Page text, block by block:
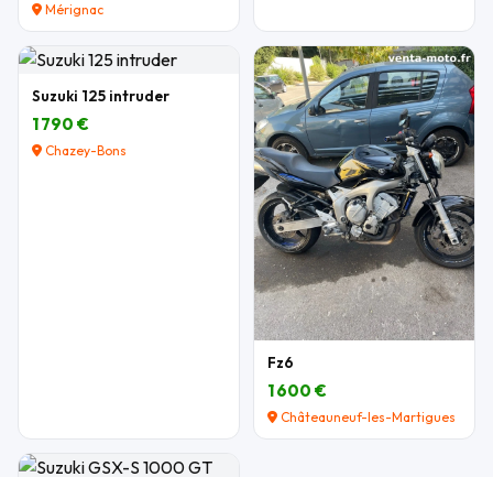
Mérignac
Suzuki 125 intruder
1 790 €
Chazey-Bons
Fz6
1 600 €
Châteauneuf-les-Martigues